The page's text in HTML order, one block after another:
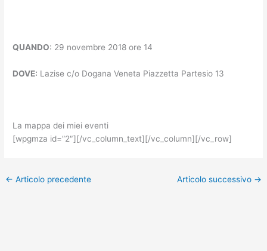
QUANDO: 29 novembre 2018 ore 14
DOVE: Lazise c/o Dogana Veneta Piazzetta Partesio 13
La mappa dei miei eventi
[wpgmza id=”2″][/vc_column_text][/vc_column][/vc_row]
← Articolo precedente Articolo successivo →